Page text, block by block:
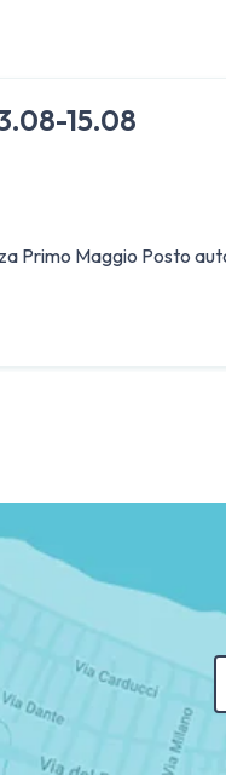
15.08
Primo Maggio Posto